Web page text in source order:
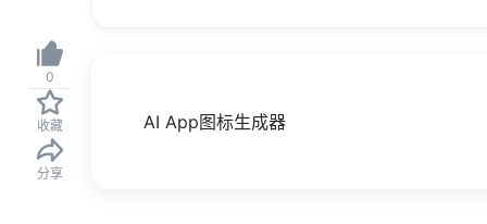
0
收藏
分享
AI App图标生成器